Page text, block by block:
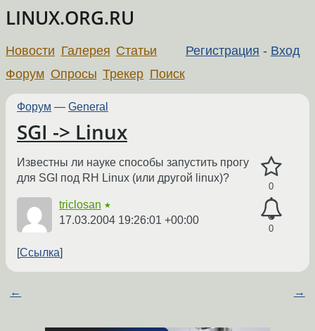
LINUX.ORG.RU
Регистрация - Вход
Новости Галерея Статьи
Форум Опросы Трекер Поиск
Форум — General
SGI -> Linux
0
0
Известны ли науке способы запустить прогу
для SGI под RH Linux (или другой linux)?
triclosan ★
17.03.2004 19:26:01 +00:00
Ссылка
← →